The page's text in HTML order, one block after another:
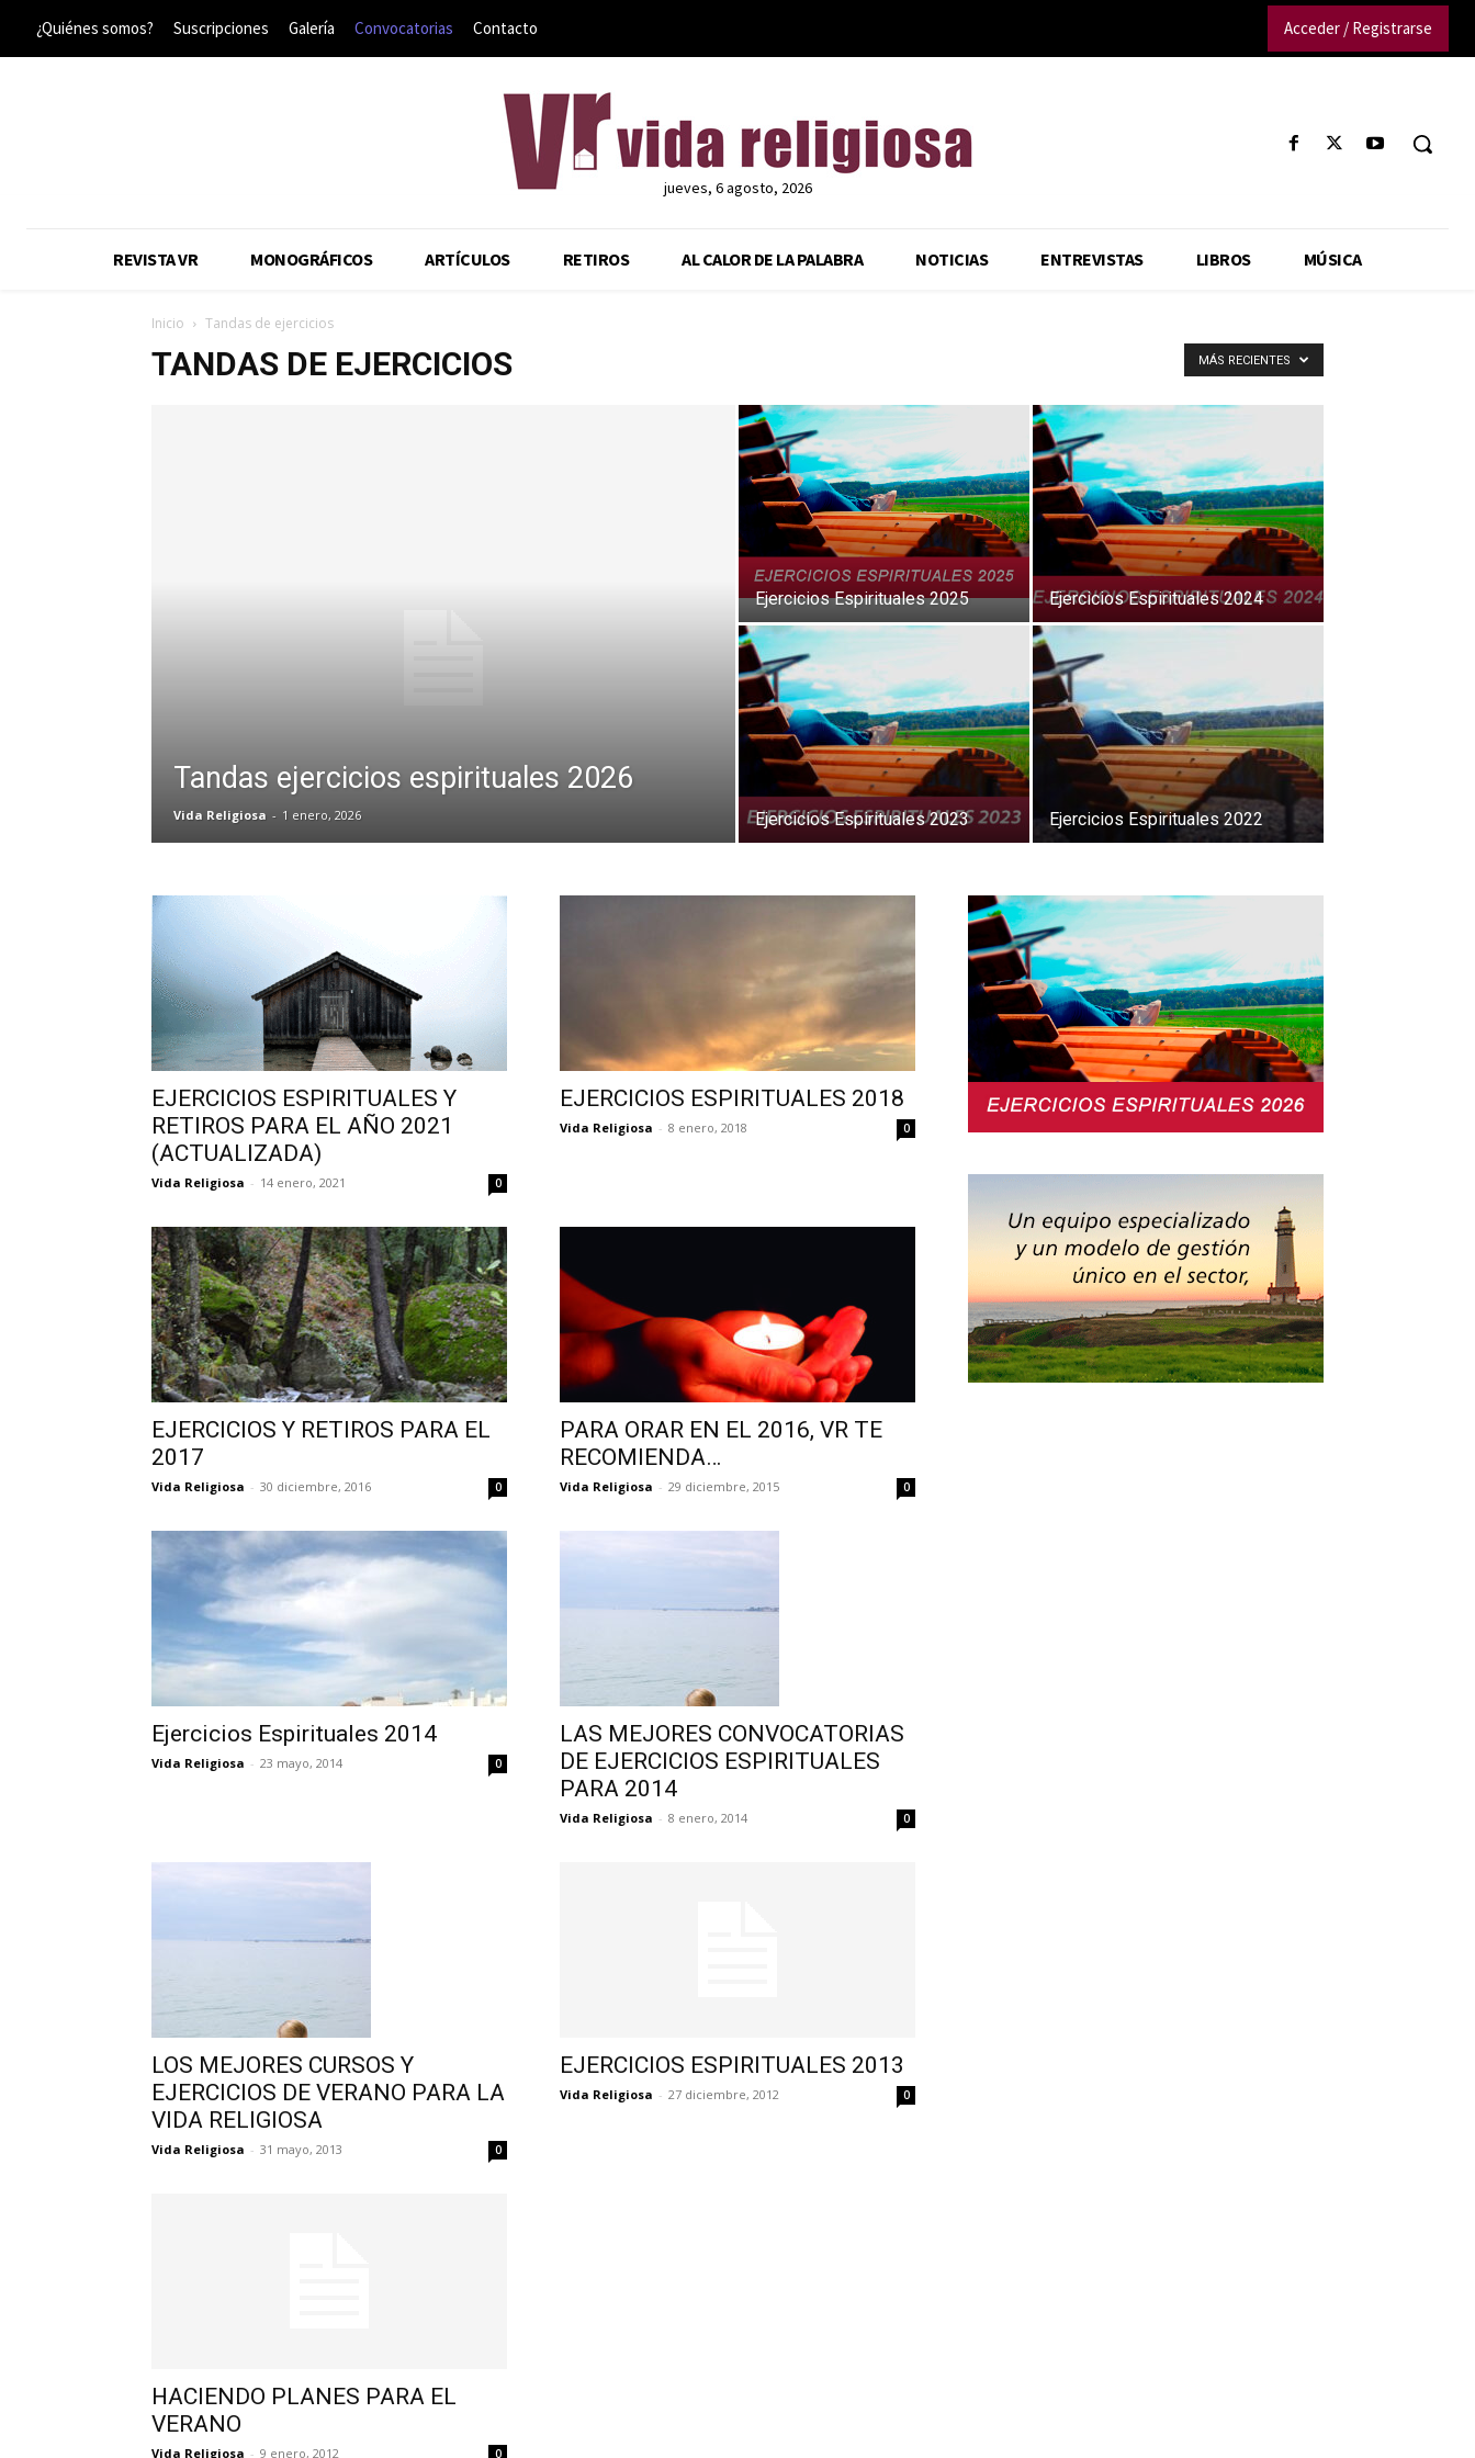
¿Quiénes somos? Suscripciones Galería Convocatorias Contacto Acceder / Registrarse
jueves, 6 agosto, 2026
REVISTA VR MONOGRÁFICOS ARTÍCULOS RETIROS AL CALOR DE LA PALABRA NOTICIAS ENTREVISTAS LIBROS MÚSICA
Inicio Tandas de ejercicios
TANDAS DE EJERCICIOS MÁS RECIENTES
Tandas ejercicios espirituales 2026
Vida Religiosa - 1 enero, 2026
Ejercicios Espirituales 2025 Ejercicios Espirituales 2024
Ejercicios Espirituales 2023 Ejercicios Espirituales 2022
EJERCICIOS ESPIRITUALES Y
RETIROS PARA EL AÑO 2021
(ACTUALIZADA)
Vida Religiosa - 14 enero, 2021 0
EJERCICIOS ESPIRITUALES 2018
Vida Religiosa - 8 enero, 2018 0
EJERCICIOS Y RETIROS PARA EL
2017
Vida Religiosa - 30 diciembre, 2016 0
PARA ORAR EN EL 2016, VR TE
RECOMIENDA…
Vida Religiosa - 29 diciembre, 2015 0
Ejercicios Espirituales 2014
Vida Religiosa - 23 mayo, 2014 0
LAS MEJORES CONVOCATORIAS
DE EJERCICIOS ESPIRITUALES
PARA 2014
Vida Religiosa - 8 enero, 2014 0
LOS MEJORES CURSOS Y
EJERCICIOS DE VERANO PARA LA
VIDA RELIGIOSA
Vida Religiosa - 31 mayo, 2013 0
EJERCICIOS ESPIRITUALES 2013
Vida Religiosa - 27 diciembre, 2012 0
HACIENDO PLANES PARA EL
VERANO
Vida Religiosa - 9 enero, 2012 0